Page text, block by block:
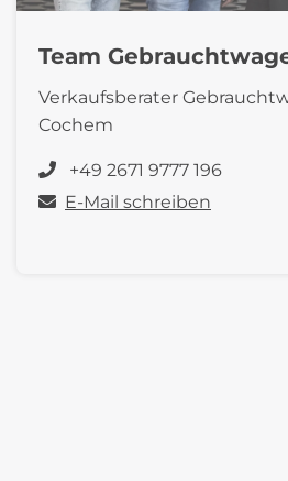
Team
Verkaufsberater
Cochem
+49 2671 9777 196
E-Mail schreiben